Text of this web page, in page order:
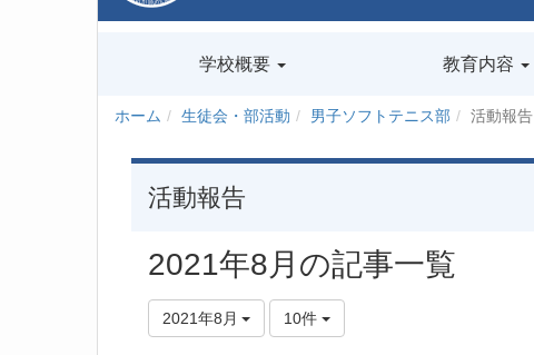
学校概要 教育内容
ホーム 生徒会・部活動 男子ソフトテニス部 活動報告
活動報告
2021年8月の記事一覧
2021年8月 10件